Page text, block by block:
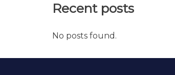
Recent posts
No posts found.